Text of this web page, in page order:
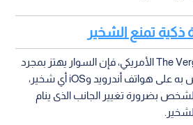
ذكية تمنع الشخير
ووفقا لما نشره موقع The Verge الأمريكي، فإن السوار يهتز بمجرد
أن يكتشف التطبيق الخاص به على هواتف أندرويد وiOS أي شخير،
بضرورة تغيير الجانب الذى ينام